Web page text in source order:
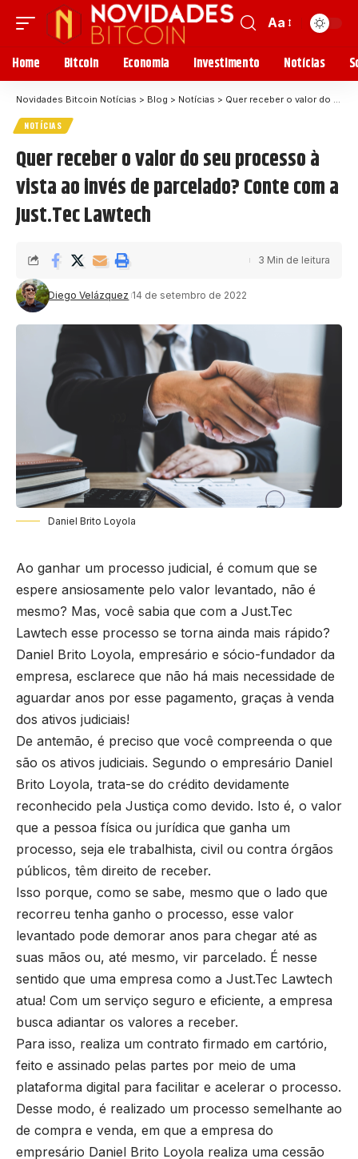
Aa
Home Bitcoin Economia Investimento Notícias
Novidades Bitcoin Notícias > Blog > Notícias > Quer receber o valor do seu processo à vista ao invés de parcelado? Conte com a Just.Tec Lawtech
NOTÍCIAS
Quer receber o valor do seu processo à
vista ao invés de parcelado? Conte com a
Just.Tec Lawtech
Diego Velázquez 14 de setembro de 2022
3 Min de leitura
Daniel Brito Loyola
Ao ganhar um processo judicial, é comum que se
espere ansiosamente pelo valor levantado, não é
mesmo? Mas, você sabia que com a Just.Tec
Lawtech esse processo se torna ainda mais rápido?
Daniel Brito Loyola, empresário e sócio-fundador da
empresa, esclarece que não há mais necessidade de
aguardar anos por esse pagamento, graças à venda
dos ativos judiciais!
De antemão, é preciso que você compreenda o que
são os ativos judiciais. Segundo o empresário Daniel
Brito Loyola, trata-se do crédito devidamente
reconhecido pela Justiça como devido. Isto é, o valor
que a pessoa física ou jurídica que ganha um
processo, seja ele trabalhista, civil ou contra órgãos
públicos, têm direito de receber.
Isso porque, como se sabe, mesmo que o lado que
recorreu tenha ganho o processo, esse valor
levantado pode demorar anos para chegar até as
suas mãos ou, até mesmo, vir parcelado. É nesse
sentido que uma empresa como a Just.Tec Lawtech
atua! Com um serviço seguro e eficiente, a empresa
busca adiantar os valores a receber.
Para isso, realiza um contrato firmado em cartório,
feito e assinado pelas partes por meio de uma
plataforma digital para facilitar e acelerar o processo.
Desse modo, é realizado um processo semelhante ao
de compra e venda, em que a empresa do
empresário Daniel Brito Loyola realiza uma cessão